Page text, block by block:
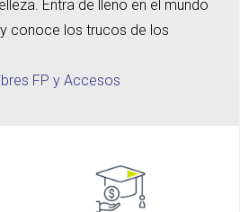
Entra de lleno en el mundo
conoce los trucos de los
FP y Accesos